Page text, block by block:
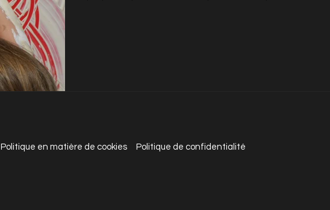
Politique en matière de cookies Politique de confidentialité